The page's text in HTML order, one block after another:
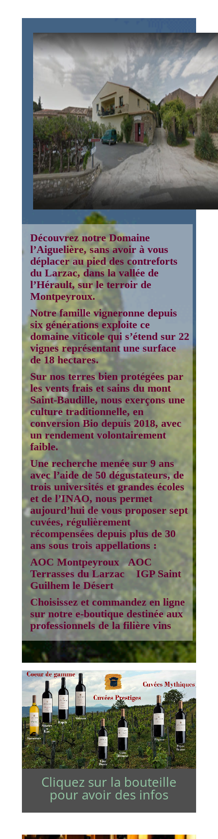
Découvrez notre Domaine
l’Aiguelière, sans avoir à vous
déplacer au pied des contreforts
du Larzac, dans la vallée de
l’Hérault, sur le terroir de
Montpeyroux.
Notre famille vigneronne depuis
six générations exploite ce
domaine viticole qui s’étend sur 22
vignes représentant une surface
de 18 hectares.
Sur nos terres bien protégées par
les vents frais et sains du mont
Saint-Baudille, nous exerçons une
culture traditionnelle, en
conversion Bio depuis 2018, avec
un rendement volontairement
faible.
Une recherche menée sur 9 ans
avec l’aide de 50 dégustateurs, de
trois universités et grandes écoles
et de l’INAO, nous permet
aujourd’hui de vous proposer sept
cuvées, régulièrement
récompensées depuis plus de 30
ans sous trois appellations :
AOC Montpeyroux AOC
Terrasses du Larzac IGP Saint
Guilhem le Désert
Choisissez et commandez en ligne
sur notre e-boutique destinée aux
professionnels de la filière vins
Cliquez sur la bouteille
pour avoir des infos